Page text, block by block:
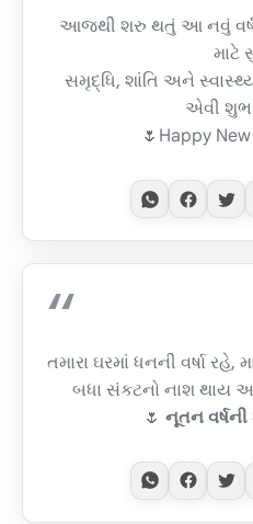
આજથી શરુ થતું આ નવું
માટે
સમૃદ્ધિ, શાંતિ અને
એવી
🌷Happy New
તમારા ઘરમાં ધનની વર્ષા રહે,
બધા સંકટનો નાશ થાય
🌷 નૂતન